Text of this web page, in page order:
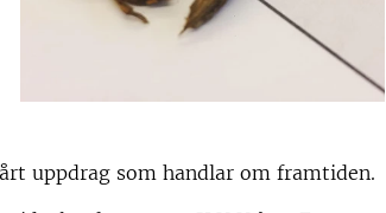
uppdrag som handlar om framtiden.